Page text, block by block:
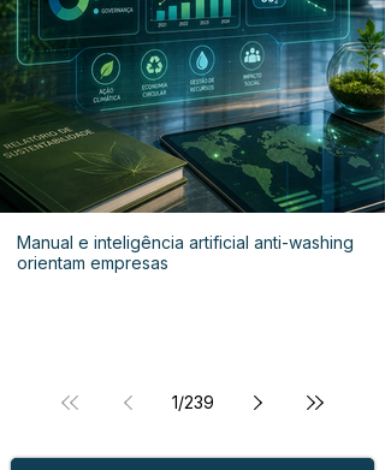
Manual e inteligência artificial anti-washing
orientam empresas
1/239